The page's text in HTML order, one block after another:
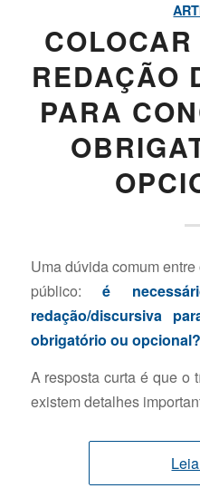
REDAÇÃO
PARA
Uma dúvida comum
público:é
redação/discursiva
obrigatório ou opcional?
A resposta curta é que o
existem detalhes